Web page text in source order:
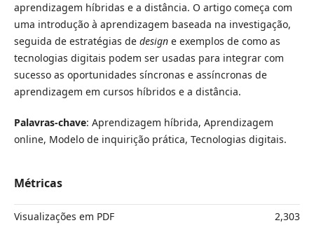
aprendizagem híbridas e a distância. O artigo começa com
uma introdução à aprendizagem baseada na investigação,
seguida de estratégias de designe exemplos de como as
tecnologias digitais podem ser usadas para integrar com
sucesso as oportunidades síncronas e assíncronas de
aprendizagem em cursos híbridos e a distância.
Palavras-chave: Aprendizagem híbrida, Aprendizagem
online, Modelo de inquirição prática, Tecnologias digitais.
Métricas
Visualizações em PDF 2,303